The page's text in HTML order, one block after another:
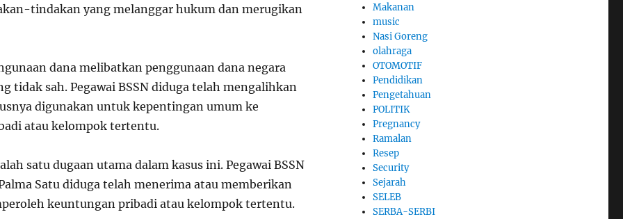
tindakan yang melanggar hukum dan merugikan
dana melibatkan penggunaan dana negara
tidak sah. Pegawai BSSN diduga telah mengalihkan
digunakan untuk kepentingan umum ke
atau kelompok tertentu.
satu dugaan utama dalam kasus ini. Pegawai BSSN
Satu diduga telah menerima atau memberikan
keuntungan pribadi atau kelompok tertentu.
Makanan
music
Nasi Goreng
olahraga
OTOMOTIF
Pendidikan
Pengetahuan
POLITIK
Pregnancy
Ramalan
Resep
Security
Sejarah
SELEB
SERBA-SERBI